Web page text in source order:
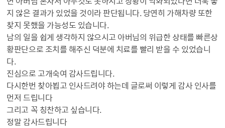
지 않은 결과가 있었을 것이라 판단됩니다. 당연히 가해차량 또한
찾지 못했을 가능성도 있습니다.
남의 일을 쉽게 생각하지 않으시고 아버님의 위급한 상태를 빠른상
황판단으로 조치를 해주신 덕분에 치료를 빨리 받을 수 있었습니
다.
진심으로 고개숙여 감사드립니다.
다시한번 찾아뵙고 인사드려야 하는데 글로써 이렇게 감사 인사를
먼저 드립니다
그리고 꼭 칭찬하고 싶습니다.
정말 감사드립니다